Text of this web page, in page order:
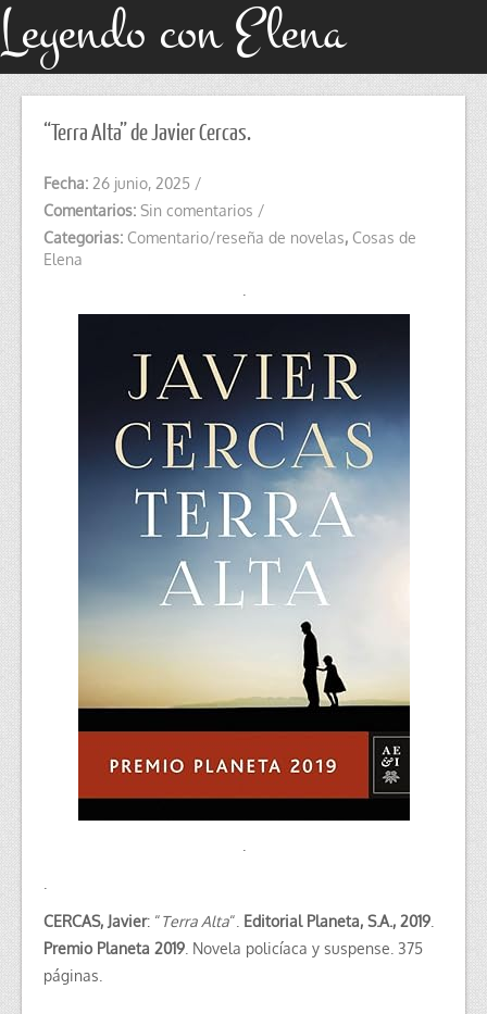
Leyendo con Elena
“Terra Alta” de Javier Cercas.
Fecha: 26 junio, 2025 /
Comentarios: Sin comentarios /
Categorias: Comentario/reseña de novelas, Cosas de
Elena
CERCAS, Javier: “Terra Alta“. Editorial Planeta, S.A., 2019
Premio Planeta 2019 . Novela policíaca y suspense. 375
páginas.